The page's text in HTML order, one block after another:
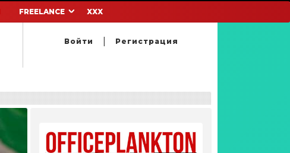
Войти Регистрация
FREELANCE XXX